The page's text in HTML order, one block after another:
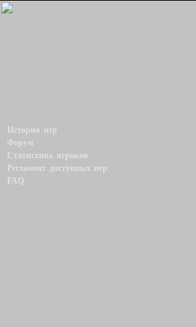
История игр
Форум
Статистика игроков
Регламент доступных игр
FAQ